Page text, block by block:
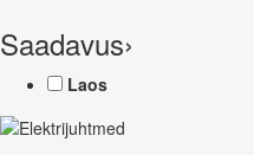
Saadavus›
Laos